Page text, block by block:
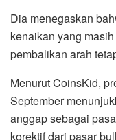
Dia menegaskan
kenaikan yang
pembalikan arah
Menurut CoinsKid,
September
anggap sebagai
korektif dari pasar